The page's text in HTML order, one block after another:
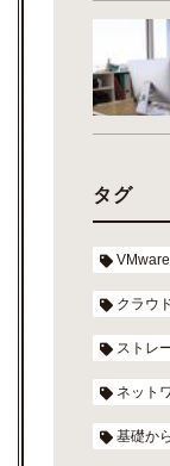
タグ
クラウ
ストレ
ネット
基礎か